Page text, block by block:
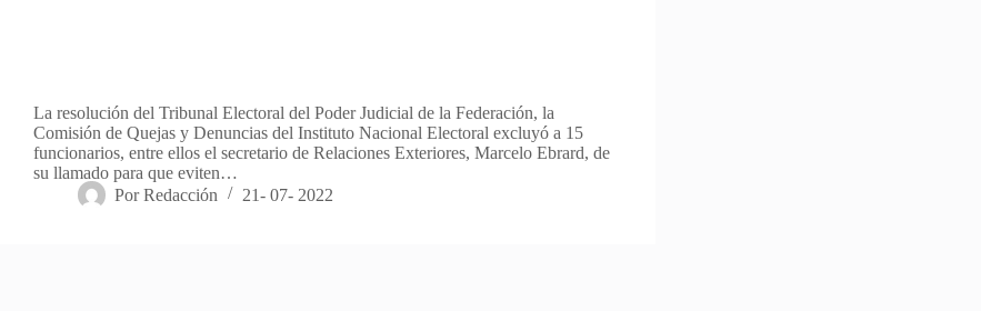
La resolución del Tribunal Electoral del Poder Judicial de la Federación, la
Comisión de Quejas y Denuncias del Instituto Nacional Electoral excluyó a 15
funcionarios, entre ellos el secretario de Relaciones Exteriores, Marcelo Ebrard, de
su llamado para que eviten…
Por Redacción 21- 07- 2022